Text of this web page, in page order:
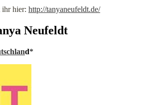
hier: http://tanyaneufeldt.de/
Neufeldt
d*